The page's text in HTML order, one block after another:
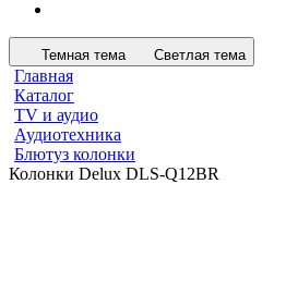
Темная тема Светлая тема
Главная
Каталог
TV и аудио
Аудиотехника
Блютуз колонки
Колонки Delux DLS-Q12BR